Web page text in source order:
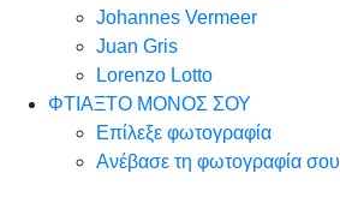
Johannes Vermeer
Juan Gris
Lorenzo Lotto
ΦΤΙΑΞΤΟ ΜΟΝΟΣ ΣΟΥ
Επίλεξε φωτογραφία
Ανέβασε τη φωτογραφία σου